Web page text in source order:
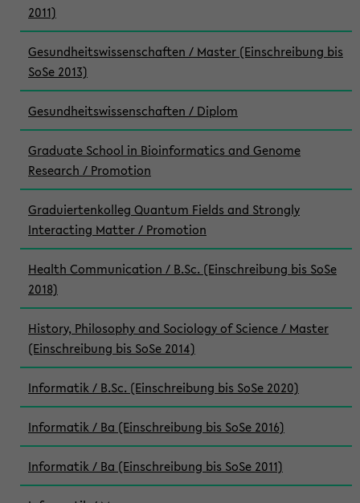
2011)
Gesundheitswissenschaften / Master (Einschreibung bis
SoSe 2013)
Gesundheitswissenschaften / Diplom
Graduate School in Bioinformatics and Genome
Research / Promotion
Graduiertenkolleg Quantum Fields and Strongly
Interacting Matter / Promotion
Health Communication / B.Sc. (Einschreibung bis SoSe
2018)
History, Philosophy and Sociology of Science / Master
(Einschreibung bis SoSe 2014)
Informatik / B.Sc. (Einschreibung bis SoSe 2020)
Informatik / Ba (Einschreibung bis SoSe 2016)
Informatik / Ba (Einschreibung bis SoSe 2011)